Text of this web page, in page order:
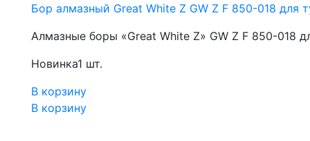
Бор алмазный Great White Z GW Z F 850-018 для
Алмазные боры «Great White Z» GW Z F 850-018
Новинка1 шт.
В корзину
В корзину